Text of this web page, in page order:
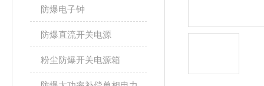
防爆电子钟
防爆直流开关电源
粉尘防爆开关电源箱